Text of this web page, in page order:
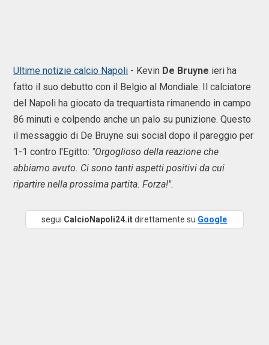
Ultime notizie calcio Napoli - Kevin De Bruyne ieri ha
fatto il suo debutto con il Belgio al Mondiale. Il calciatore
del Napoli ha giocato da trequartista rimanendo in campo
86 minuti e colpendo anche un palo su punizione. Questo
il messaggio di De Bruyne sui social dopo il pareggio per
1-1 contro l'Egitto: "Orgoglioso della reazione che
abbiamo avuto. Ci sono tanti aspetti positivi da cui
ripartire nella prossima partita. Forza!".
segui CalcioNapoli24.itdirettamente su Google